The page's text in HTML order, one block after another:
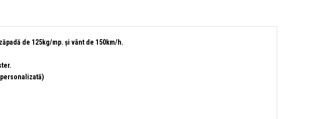
de 125kg/mp. și vânt de 150km/h.